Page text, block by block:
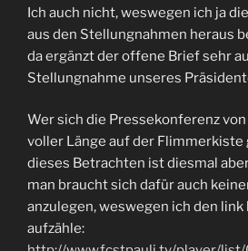
Ich auch nicht, weswegen ich ja
aus den Stellungnahmen heraus
da ergänzt der offene Brief sehr
Stellungnahme unseres
Wer sich die Pressekonferenz
voller Länge auf der Flimmerkiste
dieses Betrachten ist diesmal
man braucht sich dafür auch
anzulegen, weswegen ich den
aufzähle: